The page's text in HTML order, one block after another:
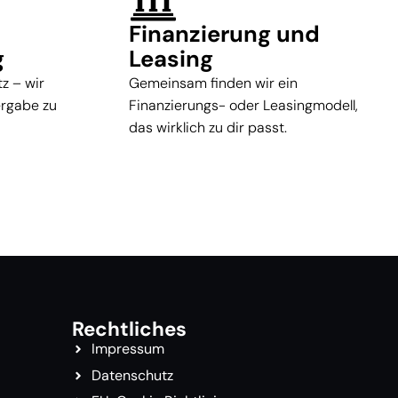
– wir
zu
Finanzierung und
Leasing
Gemeinsam finden wir ein
Finanzierungs- oder Leasingmodell,
das wirklich zu dir passt.
Rechtliches
Impressum
Datenschutz